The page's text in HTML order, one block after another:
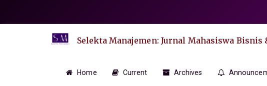
Selekta Manajemen: Jurnal Mahasiswa Bisnis
Home Current Archives